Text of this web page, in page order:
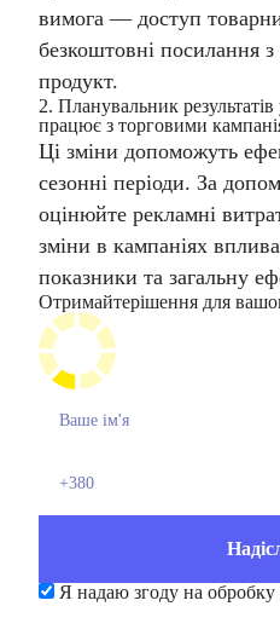
вимога — доступ
безкоштовні посилання
продукт.
2. Планувальник
працює з торговими
Ці зміни допоможуть
сезонні періоди. За
оцінюйте рекламні
зміни в кампаніях
показники та загальну
Отримайтерішення для
Я надаю згоду на